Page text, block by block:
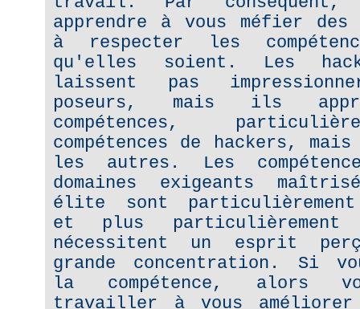
apprendre à vous méfier
à respecter les
qu'elles soient. Les
laissent pas
poseurs, mais ils
compétences,
compétences de hackers,
les autres. Les
domaines exigeants
élite sont particulièrement
et plus
nécessitent un esprit
grande concentration. Si
la compétence, alors
travailler à vous améliorer